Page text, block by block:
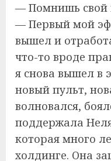
— Помнишь свой
— Первый мой
вышел и
что-то вроде
я снова вышел в
новый пульт,
волновался,
поддержала
которая много
холдинге. Она